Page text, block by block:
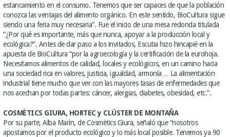
estancamiento en el consumo. Tenemos que ser capaces de que la población
conozca las ventajas del alimento orgánico. En este sentido, BioCultura sigue
siendo una feria muy necesaria”. Fue el inicio de una mesa redonda titulada
“¿Por qué es importante, más que nunca, apoyar a la producción local y
ecológica?”. Antes de dar paso a los invitados, Escutia hizo hincapié en la
apuesta de BioCultura “por la agroecología y la certificación de la eurohoja.
Necesitamos alimentos de calidad, locales y ecológicos, en un camino hacia
una sociedad rica en valores, justicia, igualdad, armonía… La alimentación
industrial tiene mucho que ver con las mayores tasas de enfermedades que
nos acechan por todas partes: cáncer, alergias, diabetes, obesidad, etc.”.
COSMÈTICS GIURA, HORTEC y CLÚSTER DE MONTAÑA
Por su parte, Alba Marín, de Cosmètics Giura, señaló que “nosotros
apostamos por el producto ecológico y lo más local posible. Tenemos ya 90